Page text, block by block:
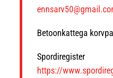
Betoonkattega
Spordiregister
https://